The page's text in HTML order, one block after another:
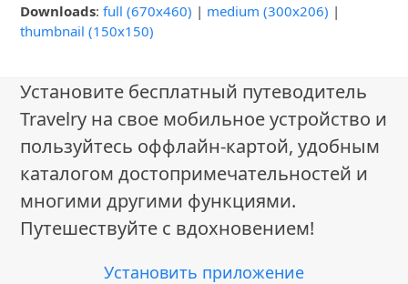
Downloads:full (670x460) | medium (300x206) |
thumbnail (150x150)
Установите бесплатный путеводитель
Travelry на свое мобильное устройство и
пользуйтесь оффлайн-картой, удобным
каталогом достопримечательностей и
многими другими функциями.
Путешествуйте с вдохновением!
Установить приложение